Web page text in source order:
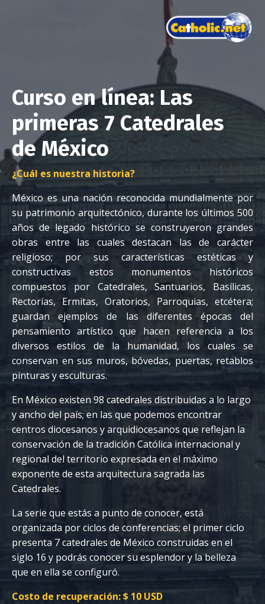
Curso en línea: Las
primeras 7 Catedrales
de México
¿Cuál es nuestra historia?
México es una nación reconocida mundialmente por
su patrimonio arquitectónico, durante los últimos 500
años de legado histórico se construyeron grandes
obras entre las cuales destacan las de carácter
religioso; por sus características estéticas y
constructivas estos monumentos históricos
compuestos por Catedrales, Santuarios, Basílicas,
Rectorías, Ermitas, Oratorios, Parroquias, etcétera;
guardan ejemplos de las diferentes épocas del
pensamiento artístico que hacen referencia a los
diversos estilos de la humanidad, los cuales se
conservan en sus muros, bóvedas, puertas, retablos
pinturas y esculturas.
En México existen 98 catedrales distribuidas a lo largo
y ancho del país; en las que podemos encontrar
centros diocesanos y arquidiocesanos que reflejan la
conservación de la tradición Católica internacional y
regional del territorio expresada en el máximo
exponente de esta arquitectura sagrada las
Catedrales.
La serie que estás a punto de conocer, está
organizada por ciclos de conferencias; el primer ciclo
presenta 7 catedrales de México construidas en el
siglo 16 y podrás conocer su esplendor y la belleza
que en ella se configuró.
Costo de recuperación: $ 10 USD